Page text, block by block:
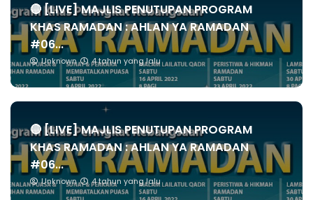
🔴 [LIVE] MAJLIS PENUTUPAN PROGRAM
KHAS RAMADAN : AHLAN YA RAMADAN
#06...
Unknown 4 tahun yang lalu
🔴 [LIVE] MAJLIS PENUTUPAN PROGRAM
KHAS RAMADAN : AHLAN YA RAMADAN
#06...
Unknown 4 tahun yang lalu